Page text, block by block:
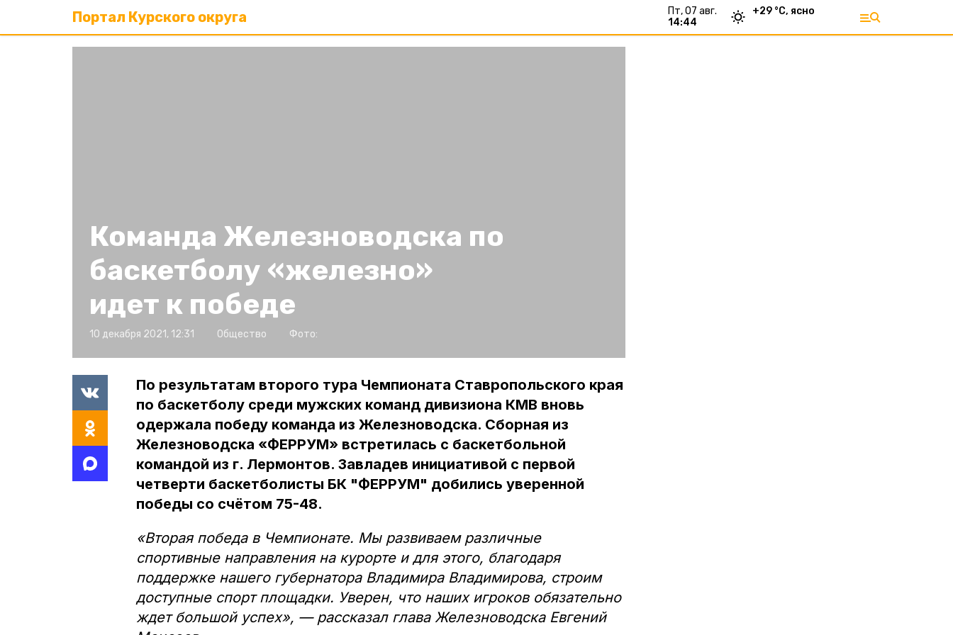
Портал Курского округа
пт, 07 авг.
14:44
+29 °С, ясно
Команда Железноводска по
баскетболу «железно»
идет к победе
10 декабря 2021, 12:31 Общество Фото:
По результатам второго тура Чемпионата Ставропольского края
по баскетболу среди мужских команд дивизиона КМВ вновь
одержала победу команда из Железноводска. Сборная из
Железноводска «ФЕРРУМ» встретилась с баскетбольной
командой из г. Лермонтов. Завладев инициативой с первой
четверти баскетболисты БК "ФЕРРУМ" добились уверенной
победы со счётом 75-48.
«Вторая победа в Чемпионате. Мы развиваем различные
спортивные направления на курорте и для этого, благодаря
поддержке нашего губернатора Владимира Владимирова, строим
доступные спорт площадки. Уверен, что наших игроков обязательно
ждет большой успех», — рассказал глава Железноводска Евгений